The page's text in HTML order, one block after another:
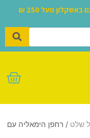
מעל 250 ₪
שלט / רחפן הימאליה עם